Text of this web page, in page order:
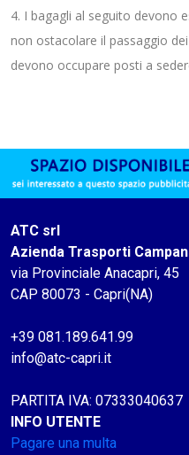
4. I bagagli al seguito devono
non ostacolare il passaggio
devono occupare posti a
ATC srl
Azienda Trasporti
via Provinciale Anacapri, 45
CAP 80073 - Capri(NA)
+39 081.189.641.99
info@atc-capri.it
PARTITA IVA: 07333040637
INFO UTENTE
Pagare una multa